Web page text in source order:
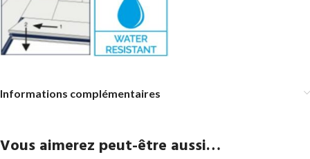
Informations complémentaires
Vous aimerez peut-être aussi…